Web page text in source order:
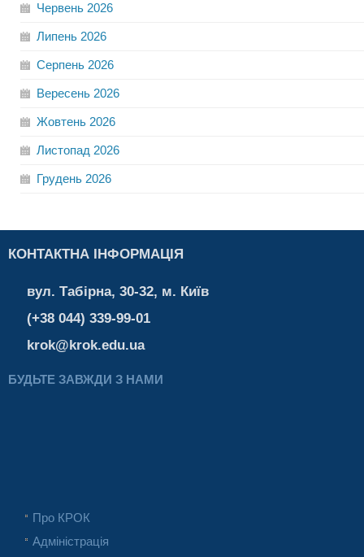
Червень 2026
Липень 2026
Серпень 2026
Вересень 2026
Жовтень 2026
Листопад 2026
Грудень 2026
КОНТАКТНА ІНФОРМАЦІЯ
вул. Табірна, 30-32, м. Київ
(+38 044) 339-99-01
krok@krok.edu.ua
БУДЬТЕ ЗАВЖДИ З НАМИ
Про КРОК
Адміністрація